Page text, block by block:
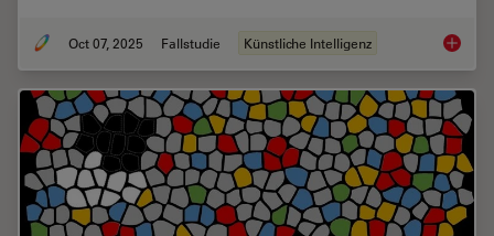
Oct 07, 2025 Fallstudie Künstliche Intelligenz AI-